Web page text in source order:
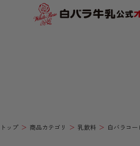
トップ 商品カテゴリ 乳飲料 白バラコ